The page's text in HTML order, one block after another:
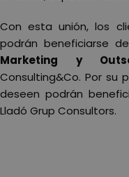
Con esta unión, los
podrán beneficiarse
Marketing y
Consulting&Co. Por su
deseen podrán
Lladó Grup Consultors.